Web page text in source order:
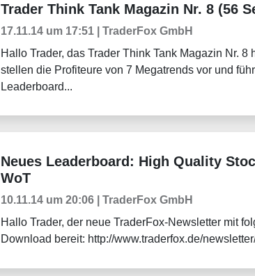
Tradingerfolge
Trader Think Tank Magazin Nr. 8 (56
17.11.14 um 17:51 | TraderFox GmbH
Hallo Trader, das Trader Think Tank Magazin Nr. 8
stellen die Profiteure von 7 Megatrends vor und
Leaderboard...
Aktuelles
Neues Leaderboard: High Quality
WoT
10.11.14 um 20:06 | TraderFox GmbH
Hallo Trader, der neue TraderFox-Newsletter mit
Download bereit: http://www.traderfox.de/